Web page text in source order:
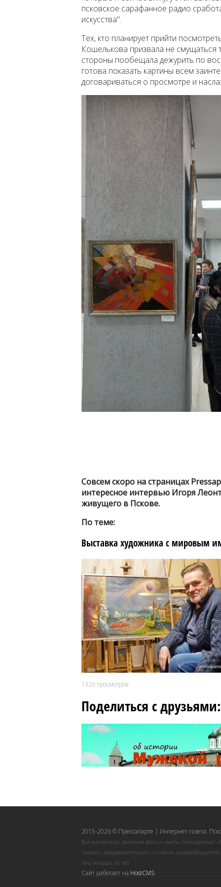
псковское сарафанное радио
искусства".
Тех, кто планирует прийти
Кошелькова призвала не
стороны пообещала дежурить по
готова показать картины всем
договариваться о просмотре и
Совсем скоро на страницах
интересное интервью Игоря
живущего в Пскове.
По теме:
Выставка художника с мировым
1326 просмотров.
Поделиться с друзьями:
2015-2026 © Прессапарте | Интернет-газета.
Все материалы, включая фото и тексты принадлежат
только с предварительного согласия
лиц младше 16 лет.
Сайт работает на HostCMS